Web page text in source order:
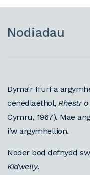
Nodiadau
Dyma’r ffurf a
cenedlaethol, Rhestr
Cymru, 1967). Mae
i’w argymhellion.
Noder bod defnydd
Kidwelly.